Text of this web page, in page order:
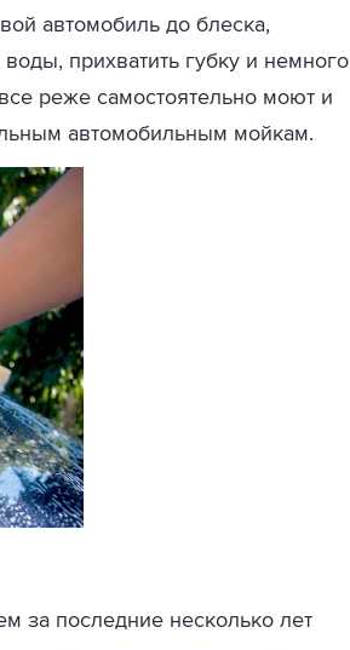
автомобиль до блеска,
прихватить губку и немного
реже самостоятельно моют и
автомобильным мойкам.
за последние несколько лет